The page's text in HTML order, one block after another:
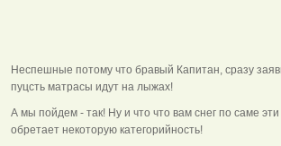
Неспешные потому что бравый Капитан, сразу
пуцсть матрасы идут на лыжах!
А мы пойдем - так! Ну и что что вам снег по саме
обретает некоторую категорийность!